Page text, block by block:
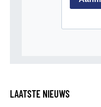
LAATSTE NIEUWS